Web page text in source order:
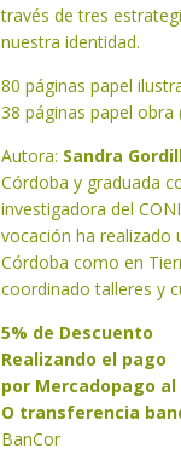
través de tres
nuestra identidad.
80 páginas papel
38 páginas papel obra
Autora: Sandra
Córdoba y graduada
investigadora del
vocación ha realizado
Córdoba como en
coordinado talleres y
5% de Descuento
Realizando el pago
por Mercadopago
O transferencia
BanCor